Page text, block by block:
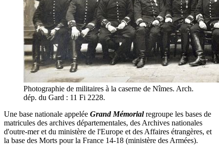
Photographie de militaires à la caserne de Nîmes. Arch.
dép. du Gard : 11 Fi 2228.
Une base nationale appelée Grand Mémorialregroupe les bases de
matricules des archives départementales, des Archives nationales
d'outre-mer et du ministère de l'Europe et des Affaires étrangères, et
la base des Morts pour la France 14-18 (ministère des Armées).